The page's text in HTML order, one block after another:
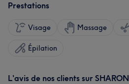
Prestations
Visage Massage
Épilation
L'avis de nos clients sur SHARON